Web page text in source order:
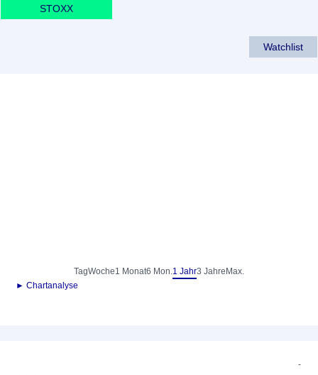
STOXX
Watchlist
TagWoche1 Monat6 Mon.1 Jahr3 Jahre Max.
► Chartanalyse
-